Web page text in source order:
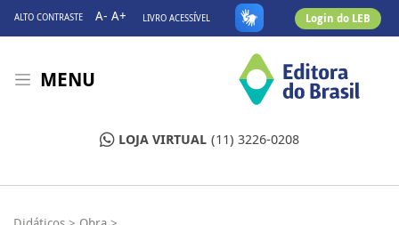
ALTO CONTRASTE A- A+ LIVRO ACESSÍVEL Login do LEB
MENU
LOJA VIRTUAL (11) 3226-0208